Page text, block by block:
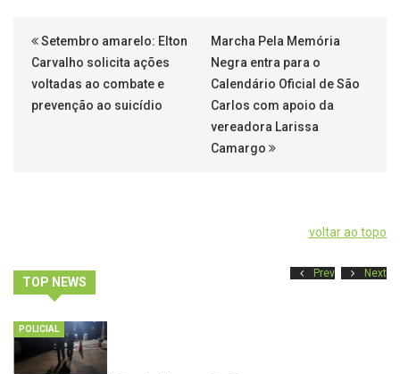
Setembro amarelo: Elton
Carvalho solicita ações
voltadas ao combate e
prevenção ao suicídio
Marcha Pela Memória
Negra entra para o
Calendário Oficial de São
Carlos com apoio da
vereadora Larissa
Camargo
voltar ao topo
TOP NEWS
Prev Next
POLICIAL